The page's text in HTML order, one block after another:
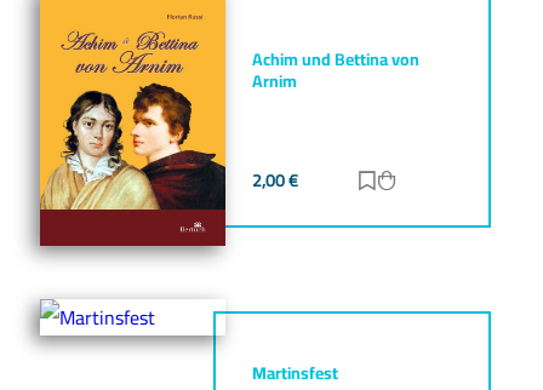
Achim und Bettina von
Arnim
2,00€ Zur Merkliste
Martinsfest